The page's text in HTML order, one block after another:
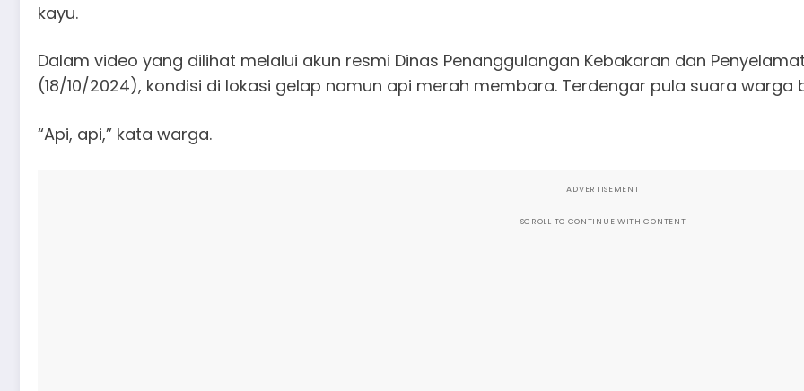
kayu.
Dalam video yang dilihat melalui akun resmi Dinas Penanggulangan Kebakaran dan
(18/10/2024), kondisi di lokasi gelap namun api merah membara. Terdengar pula suara warga
“Api, api,” kata warga.
ADVERTISEMENT
SCROLL TO CONTINUE WITH CONTENT